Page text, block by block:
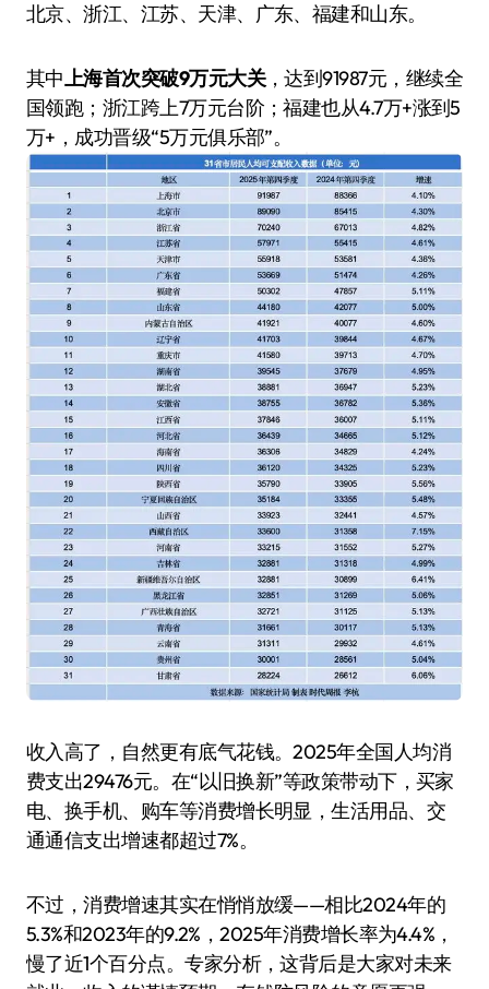
北京、浙江、江苏、天津、广东、福建和山东。
其中上海首次突破9万元大关，达到91987元，继续全
国领跑；浙江跨上7万元台阶；福建也从4.7万+涨到5
万+，成功晋级“5万元俱乐部”。
收入高了，自然更有底气花钱。2025年全国人均消
费支出29476元。在“以旧换新”等政策带动下，买家
电、换手机、购车等消费增长明显，生活用品、交
通通信支出增速都超过7%。
不过，消费增速其实在悄悄放缓——相比2024年的
5.3%和2023年的9.2%，2025年消费增长率为4.4%，
慢了近1个百分点。专家分析，这背后是大家对未来